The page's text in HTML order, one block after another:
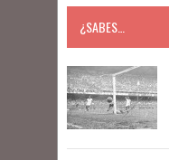
¿SABES…